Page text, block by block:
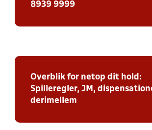
8939 9999
Overblik for netop dit hold:
Spilleregler, JM,
derimellem